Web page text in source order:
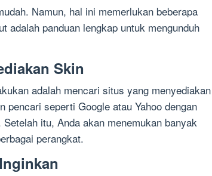
Namun, hal ini memerlukan beberapa
adalah panduan lengkap untuk mengunduh
Skin
adalah mencari situs yang menyediakan
seperti Google atau Yahoo dengan
itu, Anda akan menemukan banyak
perangkat.